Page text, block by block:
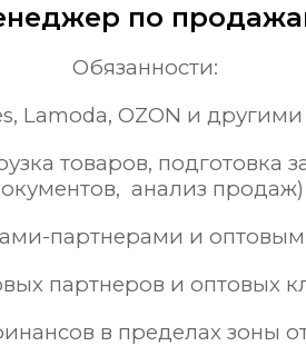
по
Обязанности:
Lamoda, OZON и
товаров, подготовка
анализ продаж)
партнерами и
партнеров и оптовых
в пределах зоны